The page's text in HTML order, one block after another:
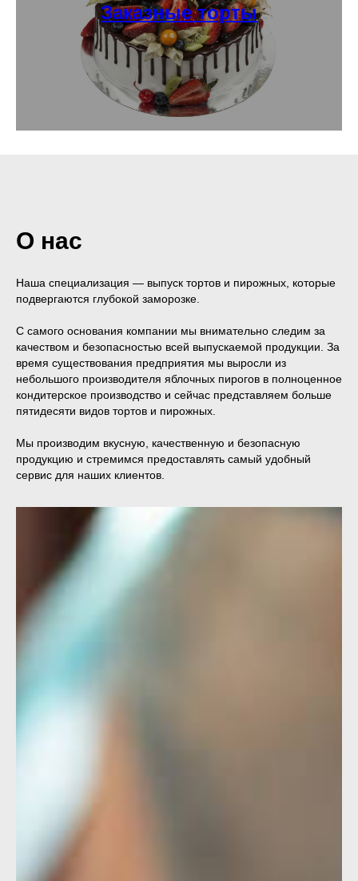
Заказные торты
О нас
Наша специализация — выпуск тортов и пирожных, которые
подвергаются глубокой заморозке.
С самого основания компании мы внимательно следим за
качеством и безопасностью всей выпускаемой продукции. За
время существования предприятия мы выросли из
небольшого производителя яблочных пирогов в полноценное
кондитерское производство и сейчас представляем больше
пятидесяти видов тортов и пирожных.
Мы производим вкусную, качественную и безопасную
продукцию и стремимся предоставлять самый удобный
сервис для наших клиентов.